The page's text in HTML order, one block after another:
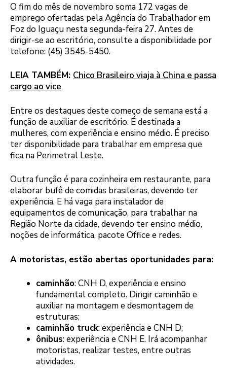
O fim do mês de novembro soma 172 vagas de
emprego ofertadas pela Agência do Trabalhador em
Foz do Iguaçu nesta segunda-feira 27. Antes de
dirigir-se ao escritório, consulte a disponibilidade por
telefone: (45) 3545-5450.
LEIA TAMBÉM: Chico Brasileiro viaja à China e passa
cargo ao vice
Entre os destaques deste começo de semana está a
função de auxiliar de escritório. É destinada a
mulheres, com experiência e ensino médio. É preciso
ter disponibilidade para trabalhar em empresa que
fica na Perimetral Leste.
Outra função é para cozinheira em restaurante, para
elaborar bufê de comidas brasileiras, devendo ter
experiência. E há vaga para instalador de
equipamentos de comunicação, para trabalhar na
Região Norte da cidade, devendo ter ensino médio,
noções de informática, pacote Office e redes.
A motoristas, estão abertas oportunidades para:
caminhão: CNH D, experiência e ensino
fundamental completo. Dirigir caminhão e
auxiliar na montagem e desmontagem de
estruturas;
caminhão truck: experiência e CNH D;
ônibus: experiência e CNH E. Irá acompanhar
motoristas, realizar testes, entre outras
atividades.